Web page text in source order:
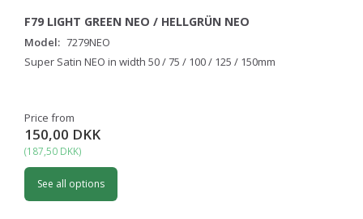
F79 LIGHT GREEN NEO / HELLGRÜN NEO
Model: 7279NEO
Super Satin NEO in width 50 / 75 / 100 / 125 / 150mm
Price from
150,00 DKK
(187,50 DKK)
See all options